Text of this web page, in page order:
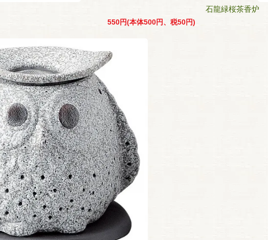
550円(本体500円、税50円)
石龍緑桜茶香炉